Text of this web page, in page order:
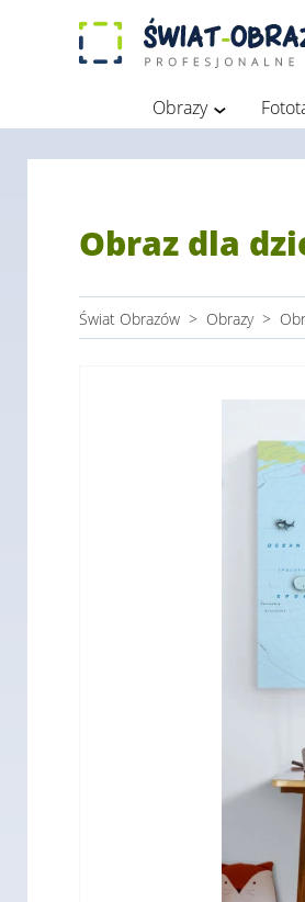
Obrazy
Obraz dla
Świat Obrazów > Obrazy >